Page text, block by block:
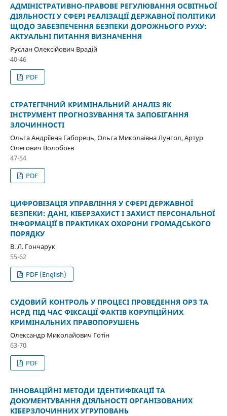
АДМІНІСТРАТИВНО-ПРАВОВЕ РЕГУЛЮВАННЯ ОСВІТНЬОЇ
ДІЯЛЬНОСТІ У СФЕРІ РЕАЛІЗАЦІЇ ДЕРЖАВНОЇ ПОЛІТИКИ
ЩОДО ЗАБЕЗПЕЧЕННЯ БЕЗПЕКИ ДОРОЖНЬОГО РУХУ:
АКТУАЛЬНІ ПИТАННЯ ВИЗНАЧЕННЯ
Руслан Олексійович Врадій
40-46
PDF
СТРАТЕГІЧНИЙ КРИМІНАЛЬНИЙ АНАЛІЗ ЯК
ІНСТРУМЕНТ ПРОГНОЗУВАННЯ ТА ЗАПОБІГАННЯ
ЗЛОЧИННОСТІ
Ольга Андріївна Габорець, Ольга Миколаївна Лунгол, Артур
Олегович Волобоєв
47-54
PDF
ЦИФРОВІЗАЦІЯ УПРАВЛІННЯ У СФЕРІ ДЕРЖАВНОЇ
БЕЗПЕКИ: ДАНІ, КІБЕРЗАХИСТ І ЗАХИСТ ПЕРСОНАЛЬНОЇ
ІНФОРМАЦІЇ В ПРАКТИКАХ ОХОРОНИ ГРОМАДСЬКОГО
ПОРЯДКУ
В. Л. Гончарук
55-62
PDF (English)
СУДОВИЙ КОНТРОЛЬ У ПРОЦЕСІ ПРОВЕДЕННЯ ОРЗ ТА
НСРД ПІД ЧАС ФІКСАЦІЇ ФАКТІВ КОРУПЦІЙНИХ
КРИМІНАЛЬНИХ ПРАВОПОРУШЕНЬ
Олександр Миколайович Готін
63-70
PDF
ІННОВАЦІЙНІ МЕТОДИ ІДЕНТИФІКАЦІЇ ТА
ДОКУМЕНТУВАННЯ ДІЯЛЬНОСТІ ОРГАНІЗОВАНИХ
КІБЕРЗЛОЧИННИХ УГРУПОВАНЬ